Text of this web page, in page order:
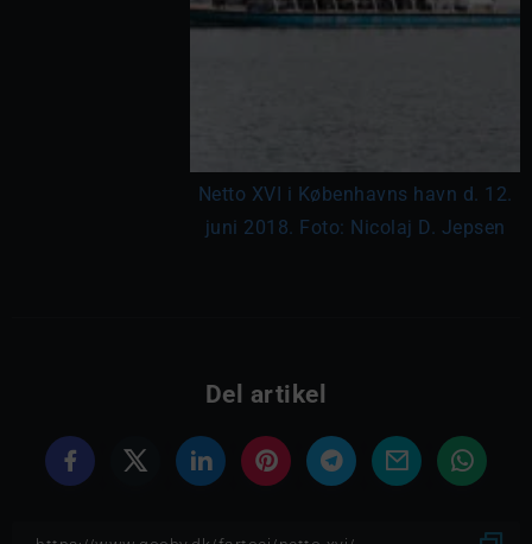
Netto XVI i Københavns havn d. 12.
juni 2018. Foto: Nicolaj D. Jepsen
Del artikel